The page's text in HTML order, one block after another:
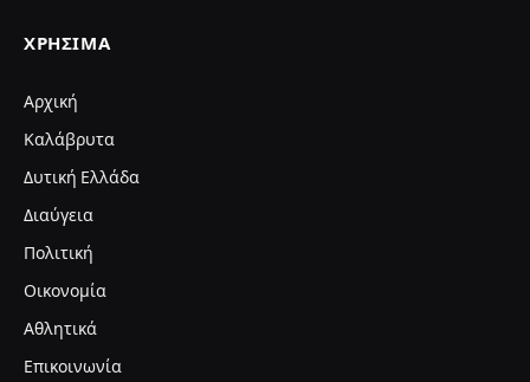
ΧΡΉΣΙΜΑ
Αρχική
Καλάβρυτα
Δυτική Ελλάδα
Διαύγεια
Πολιτική
Οικονομία
Αθλητικά
Επικοινωνία